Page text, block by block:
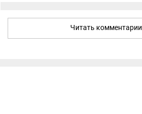
Читать комментарии